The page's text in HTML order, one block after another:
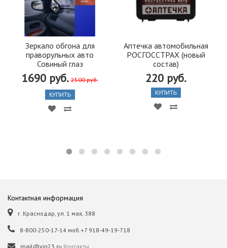
Зеркало обгона для
праворульных авто
Совиный глаз
1690 руб. 2500 руб.
КУПИТЬ
Аптечка автомобильная
РОСГОССТРАХ (новый
состав)
220 руб.
КУПИТЬ
Контактная информация
г. Краснодар, ул. 1 мая, 388
8-800-250-17-14 моб.+7 918-49-19-718
mail@vin23.ru Контакты